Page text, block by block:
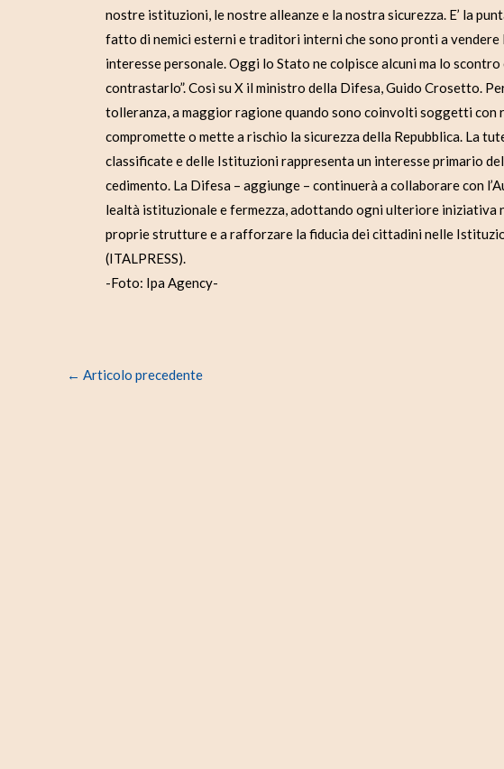
nostre istituzioni, le nostre alleanze e la nostra sicurezza. E’ la
fatto di nemici esterni e traditori interni che sono pronti a
interesse personale. Oggi lo Stato ne colpisce alcuni ma lo
contrastarlo”. Così su X il ministro della Difesa, Guido Crosetto.
tolleranza, a maggior ragione quando sono coinvolti soggetti con
compromette o mette a rischio la sicurezza della Repubblica. La
classificate e delle Istituzioni rappresenta un interesse primario
cedimento. La Difesa – aggiunge – continuerà a collaborare con
lealtà istituzionale e fermezza, adottando ogni ulteriore iniziativa
proprie strutture e a rafforzare la fiducia dei cittadini nelle
(ITALPRESS).
-Foto: Ipa Agency-
← Articolo precedente